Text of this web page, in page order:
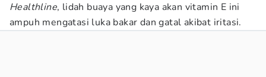
Healthline, lidah buaya yang kaya akan vitamin E ini
ampuh mengatasi luka bakar dan gatal akibat iritasi.